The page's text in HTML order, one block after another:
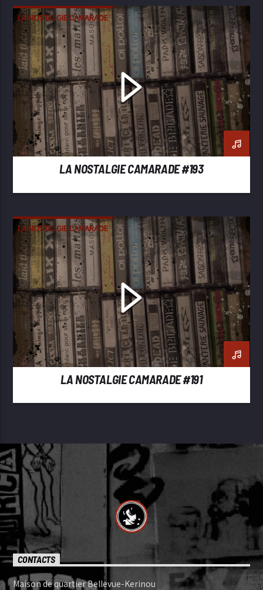
LA NOSTALGIE CAMARADE
LA NOSTALGIE CAMARADE #193
LA NOSTALGIE CAMARADE
LA NOSTALGIE CAMARADE #191
CONTACTS
Maison de quartier Bellevue-Kerinou